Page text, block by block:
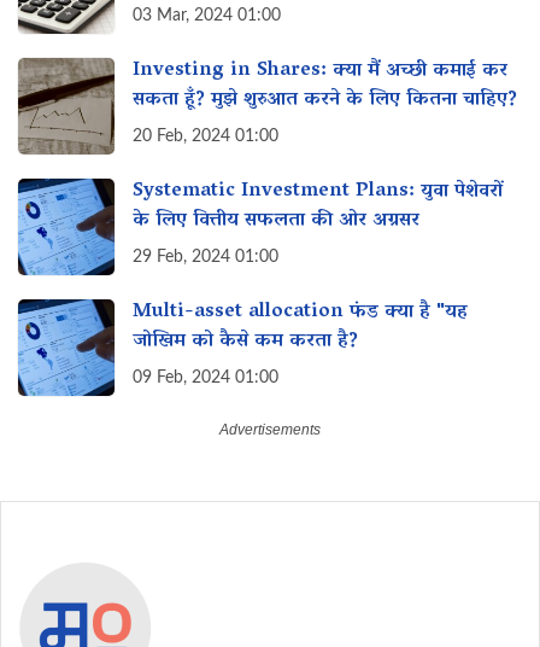
03 Mar, 2024 01:00
Investing in Shares: क्या मैं अच्छी कमाई कर
सकता हूँ? मुझे शुरुआत करने के लिए कितना चाहिए?
20 Feb, 2024 01:00
Systematic Investment Plans: युवा पेशेवरों
के लिए वित्तीय सफलता की ओर अग्रसर
29 Feb, 2024 01:00
Multi-asset allocation फंड क्या है "यह
जोखिम को कैसे कम करता है?
09 Feb, 2024 01:00